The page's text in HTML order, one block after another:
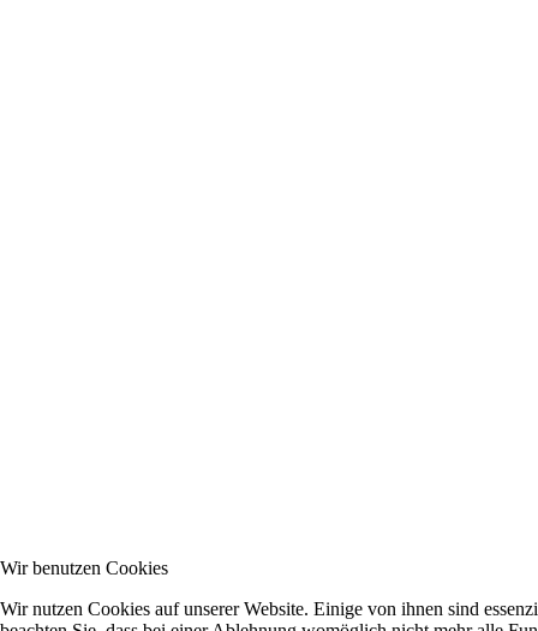
Wir benutzen Cookies
Wir nutzen Cookies auf unserer Website. Einige von ihnen sind